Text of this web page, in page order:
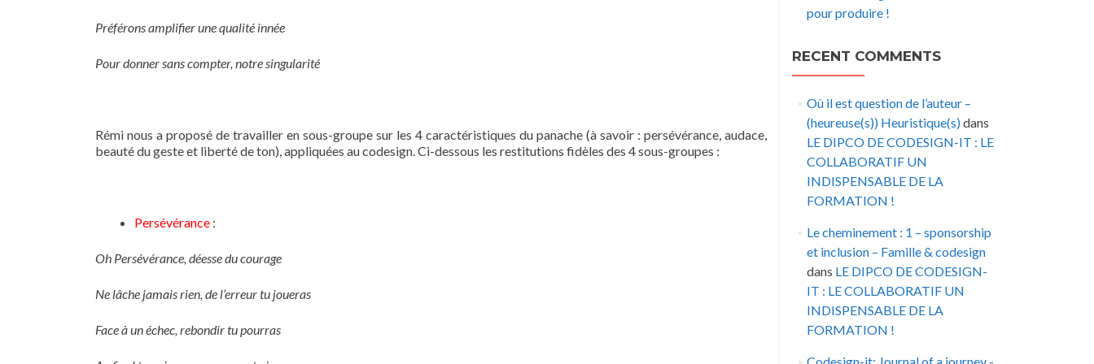
Préférons amplifier une qualité innée
Pour donner sans compter, notre singularité
Rémi nous a proposé de travailler en sous-groupe sur les 4 caractéristiques du panache (à savoir : persévérance, audace,
beauté du geste et liberté de ton), appliquées au codesign. Ci-dessous les restitutions fidèles des 4 sous-groupes :
Persévérance :
Oh Persévérance, déesse du courage
Ne lâche jamais rien, de l’erreur tu joueras
Face à un échec, rebondir tu pourras
pour produire !
RECENT COMMENTS
Où il est question de l’auteur –
(heureuse(s)) Heuristique(s)dans
LE DIPCO DE CODESIGN-IT : LE
COLLABORATIF UN
INDISPENSABLE DE LA
FORMATION !
Le cheminement : 1 – sponsorship
et inclusion – Famille & codesign
dans LE DIPCO DE CODESIGN-
IT : LE COLLABORATIF UN
INDISPENSABLE DE LA
FORMATION !